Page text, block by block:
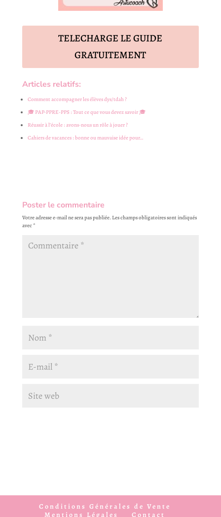
TELECHARGE LE GUIDE
GRATUITEMENT
Articles relatifs:
Comment accompagner les élèves dys/tdah ?
🎓 PAP-PPRE-PPS : Tout ce que vous devez savoir 🎓
Réussir à l’école : avons-nous un rôle à jouer ?
Cahiers de vacances : bonne ou mauvaise idée pour…
Poster le commentaire
Votre adresse e-mail ne sera pas publiée.Les champs obligatoires sont indiqués
avec*
Conditions Générales de Vente
Mentions Légales
Contact